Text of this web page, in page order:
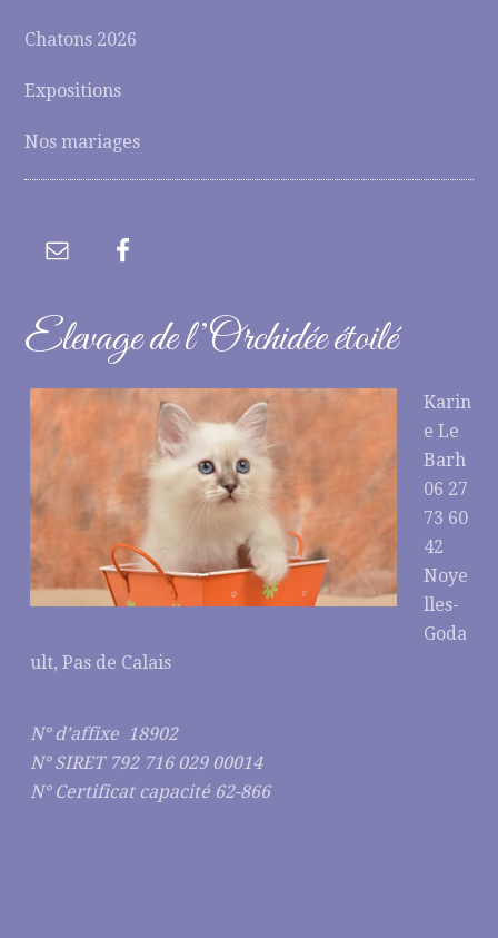
Chatons 2026
Expositions
Nos mariages
Elevage de l’Orchidée étoilé
Karin
e Le
Barh
06 27
73 60
42
Noye
lles-
Goda
ult, Pas de Calais
N° d’affixe 18902
N° SIRET 792 716 029 00014
N° Certificat capacité 62-866